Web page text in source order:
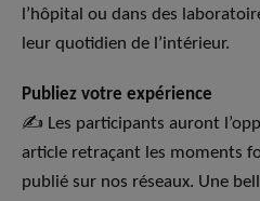
l’hôpital ou dans des
leur quotidien de l’intérieur.
Publiez votre expérience
✍️ Les participants auront
article retraçant les moments
publié sur nos réseaux. Une